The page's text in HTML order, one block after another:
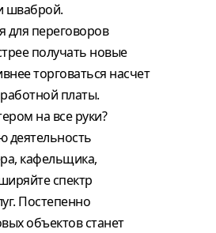
шваброй.
для переговоров
получать новые
торговаться насчет
платы.
на все руки?
деятельность
кафельщика,
спектр
Постепенно
объектов станет